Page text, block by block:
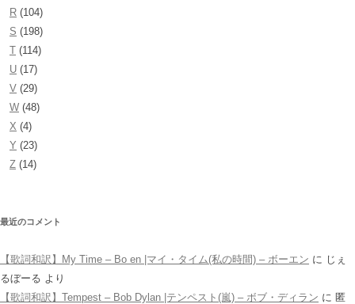
R (104)
S (198)
T (114)
U (17)
V (29)
W (48)
X (4)
Y (23)
Z (14)
最近のコメント
【歌詞和訳】My Time – Bo en |マイ・タイム(私の時間) – ボーエン に じぇ
るぼーる より
【歌詞和訳】Tempest – Bob Dylan |テンペスト(嵐) – ボブ・ディラン に 匿